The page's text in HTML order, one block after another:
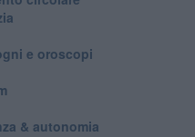
e oroscopi
& autonomia